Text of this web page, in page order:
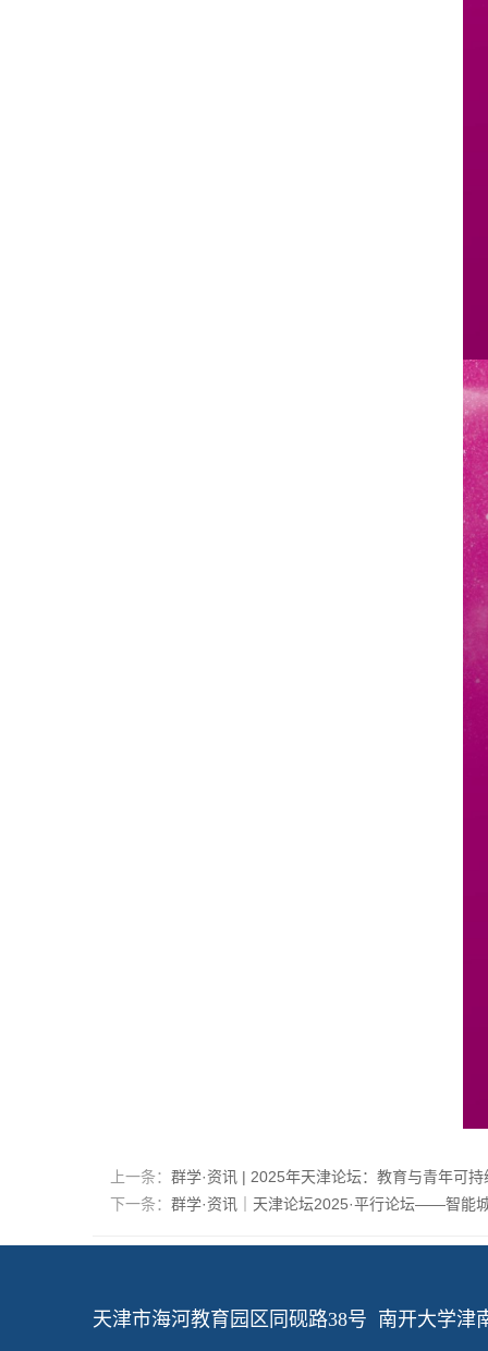
上一条： 群学·资讯 | 2025年天津论坛：教育与青年可持
下一条： 群学·资讯｜天津论坛2025·平行论坛——智能
天津市海河教育园区同砚路38号 南开大学